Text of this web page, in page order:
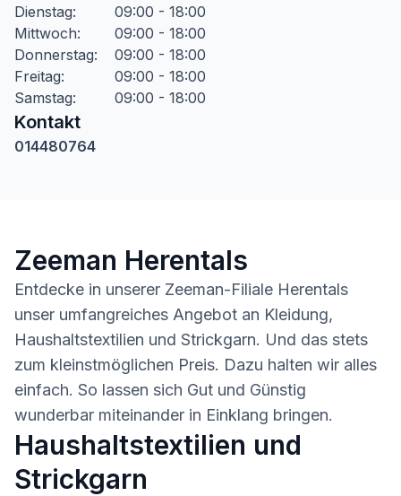
Dienstag:
09:00 - 18:00
Mittwoch:
09:00 - 18:00
Donnerstag:
09:00 - 18:00
Freitag:
09:00 - 18:00
Samstag: 09:00 - 18:00
Kontakt
014480764
Zeeman Herentals
Entdecke in unserer Zeeman-Filiale Herentals
unser umfangreiches Angebot an Kleidung,
Haushaltstextilien und Strickgarn. Und das stets
zum kleinstmöglichen Preis. Dazu halten wir alles
einfach. So lassen sich Gut und Günstig
wunderbar miteinander in Einklang bringen.
Haushaltstextilien und
Strickgarn